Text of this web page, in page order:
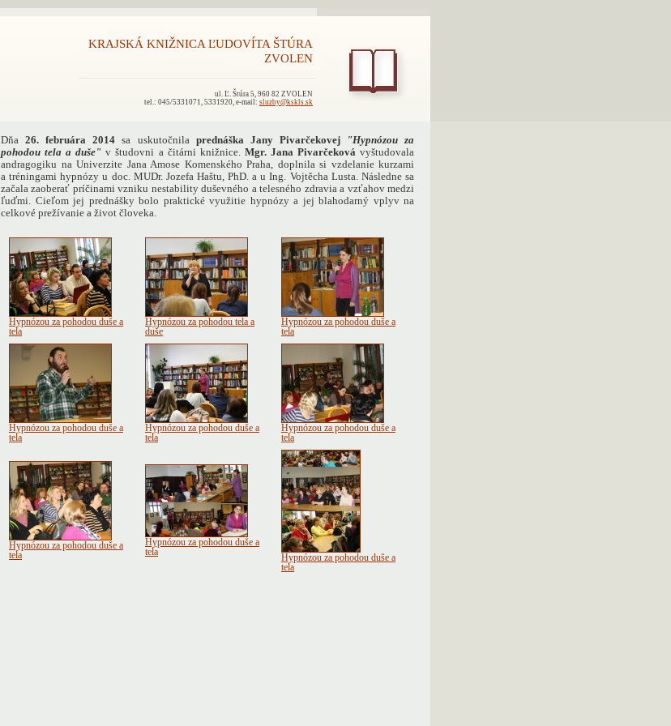
KRAJSKÁ KNIŽNICA ĽUDOVÍTA ŠTÚRA
ZVOLEN
ul. Ľ. Štúra 5, 960 82 ZVOLEN
tel.: 045/5331071, 5331920, e-mail: sluzby@kskls.sk
Dňa26. februára 2014 sa uskutočnila prednáška Jany Pivarčekovej
"Hypnózou za
pohodou tela a duše" v študovni a čitárni knižnice. Mgr. Jana Pivarčekovávyštudovala
andragogiku na Univerzite Jana Amose Komenského Praha, doplnila si vzdelanie kurzami
a tréningami hypnózy u doc. MUDr. Jozefa Haštu, PhD. a u Ing. Vojtěcha Lusta. Následne sa
začala zaoberať príčinami vzniku nestability duševného a telesného zdravia a vzťahov medzi
ľuďmi. Cieľom jej prednášky bolo praktické využitie hypnózy a jej blahodarný vplyv na
celkové prežívanie a život človeka.
Hypnózou za pohodou duše a
tela
Hypnózou za pohodou tela a
duše
Hypnózou za pohodou duše a
tela
Hypnózou za pohodou duše a
tela
Hypnózou za pohodou duše a
tela
Hypnózou za pohodou duše a
tela
Hypnózou za pohodou duše a
tela
Hypnózou za pohodou duše a
tela
Hypnózou za pohodou duše a
tela